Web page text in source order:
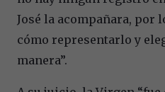
José la acompañara, por
cómo representarlo y
manera”.